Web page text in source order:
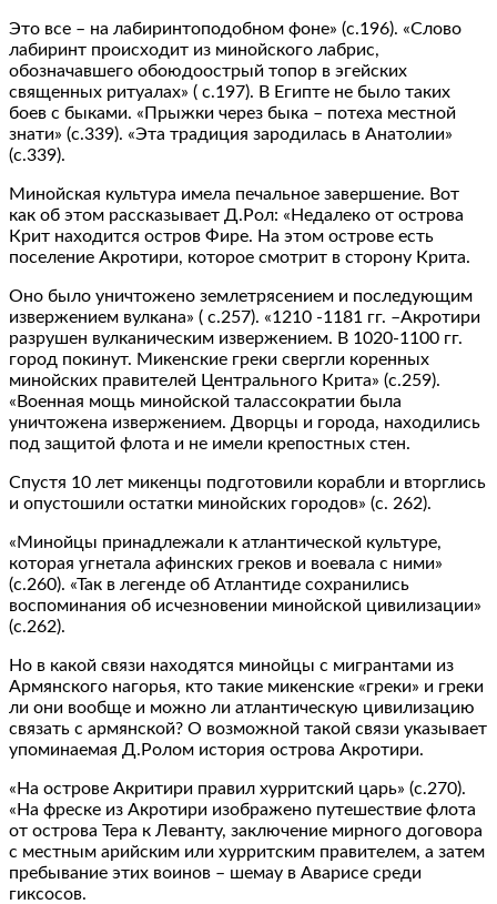
Это все – на лабиринтоподобном фоне» (с.196). «Слово
лабиринт происходит из минойского лабрис,
обозначавшего обоюдоострый топор в эгейских
священных ритуалах» ( с.197). В Египте не было таких
боев с быками. «Прыжки через быка – потеха местной
знати» (с.339). «Эта традиция зародилась в Анатолии»
(с.339).
Минойская культура имела печальное завершение. Вот
как об этом рассказывает Д.Рол: «Недалеко от острова
Крит находится остров Фире. На этом острове есть
поселение Акротири, которое смотрит в сторону Крита.
Оно было уничтожено землетрясением и последующим
извержением вулкана» ( с.257). «1210 -1181 гг. –Акротири
разрушен вулканическим извержением. В 1020-1100 гг.
город покинут. Микенские греки свергли коренных
минойских правителей Центрального Крита» (с.259).
«Военная мощь минойской талассократии была
уничтожена извержением. Дворцы и города, находились
под защитой флота и не имели крепостных стен.
Спустя 10 лет микенцы подготовили корабли и вторглись
и опустошили остатки минойских городов» (с. 262).
«Минойцы принадлежали к атлантической культуре,
которая угнетала афинских греков и воевала с ними»
(с.260). «Так в легенде об Атлантиде сохранились
воспоминания об исчезновении минойской цивилизации»
(с.262).
Но в какой связи находятся минойцы с мигрантами из
Армянского нагорья, кто такие микенские «греки» и греки
ли они вообще и можно ли атлантическую цивилизацию
связать с армянской? О возможной такой связи указывает
упоминаемая Д.Ролом история острова Акротири.
«На острове Акритири правил хурритский царь» (с.270).
«На фреске из Акротири изображено путешествие флота
от острова Тера к Леванту, заключение мирного договора
с местным арийским или хурритским правителем, а затем
пребывание этих воинов – шемау в Аварисе среди
гиксосов.